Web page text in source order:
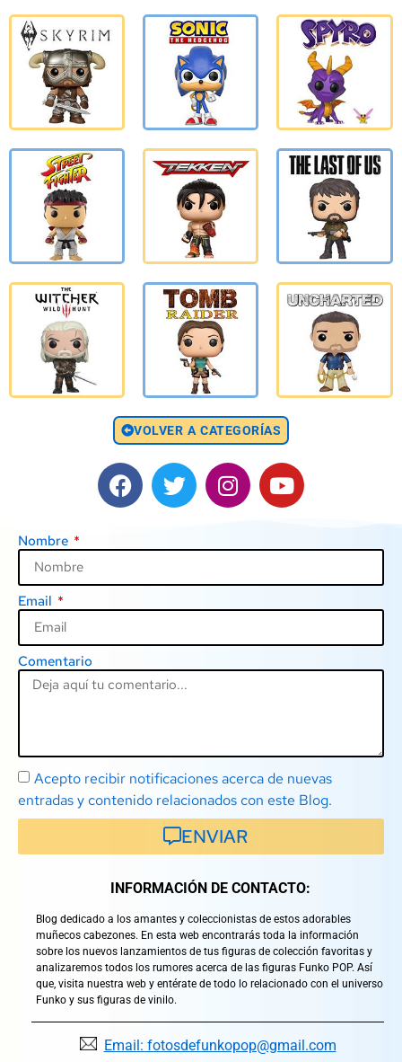
VOLVER A CATEGORÍAS
Nombre
Email
Comentario
Acepto recibir notificaciones acerca de nuevas
entradas y contenido relacionados con este Blog.
ENVIAR
INFORMACIÓN DE CONTACTO:
Blog dedicado a los amantes y coleccionistas de estos adorables
muñecos cabezones. En esta web encontrarás toda la información
sobre los nuevos lanzamientos de tus figuras de colección favoritas y
analizaremos todos los rumores acerca de las figuras Funko POP. Así
que, visita nuestra web y entérate de todo lo relacionado con el universo
Funko y sus figuras de vinilo.
Email: fotosdefunkopop@gmail.com